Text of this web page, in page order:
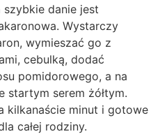
danie jest
Wystarczy
wymieszać go z
cebulką, dodać
pomidorowego, a na
startym serem żółtym.
kilkanaście minut i gotowe
całej rodziny.